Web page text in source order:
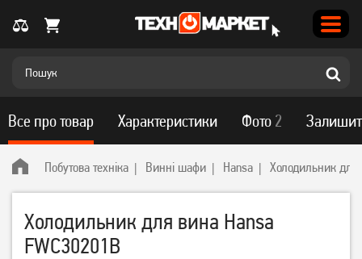
Побутова техніка Винні шафи Hansa Холодильник для
Холодильник для вина Hansa
FWC30201B
Все про товар Характеристики Фото 2